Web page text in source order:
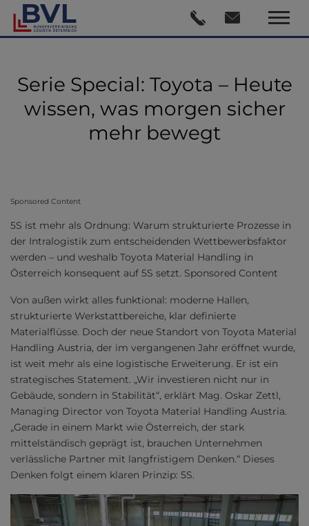
Serie Special: Toyota – Heute
wissen, was morgen sicher
mehr bewegt
Sponsored Content
5S ist mehr als Ordnung: Warum strukturierte Prozesse in
der Intralogistik zum entscheidenden Wettbewerbsfaktor
werden – und weshalb Toyota Material Handling in
Österreich konsequent auf 5S setzt. Sponsored Content
Von außen wirkt alles funktional: moderne Hallen,
strukturierte Werkstattbereiche, klar definierte
Materialflüsse. Doch der neue Standort von Toyota Material
Handling Austria, der im vergangenen Jahr eröffnet wurde,
ist weit mehr als eine logistische Erweiterung. Er ist ein
strategisches Statement. „Wir investieren nicht nur in
Gebäude, sondern in Stabilität“, erklärt Mag. Oskar Zettl,
Managing Director von Toyota Material Handling Austria.
„Gerade in einem Markt wie Österreich, der stark
mittelständisch geprägt ist, brauchen Unternehmen
verlässliche Partner mit langfristigem Denken.“ Dieses
Denken folgt einem klaren Prinzip: 5S.